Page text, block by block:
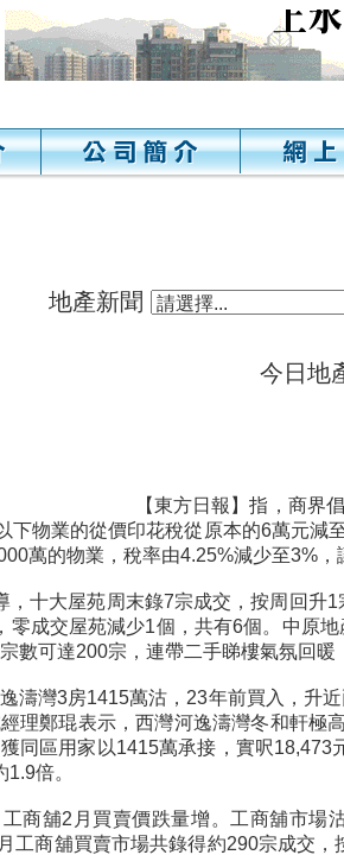
地產新聞
今日地
【東方日報】指，商界
下物業的從價印花稅從原本的6萬元減
萬的物業，稅率由4.25%減少至3%，
，十大屋苑周末錄7宗成交，按周回升
零成交屋苑減少1個，共有6個。中原
數可達200宗，連帶二手睇樓氣氛回
逸濤灣3房1415萬沽，23年前買入，升
理鄭琨表示，西灣河逸濤灣冬和軒極
同區用家以1415萬承接，實呎
倍。
工商舖2月買賣價跌量增。工商舖市
工商舖買賣市場共錄得約290宗成交